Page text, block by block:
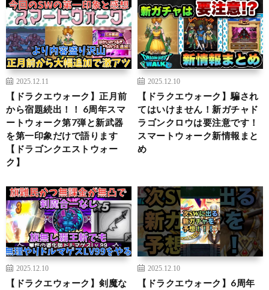
2025.12.11
【ドラクエウォーク】正月前
から宿題続出！！ 6周年スマ
ートウォーク第7弾と新武器
を第一印象だけで語ります
【ドラゴンクエストウォー
ク】
2025.12.10
【ドラクエウォーク】騙され
てはいけません！新ガチャド
ラゴンクロウは要注意です！
スマートウォーク新情報まと
め
2025.12.10
【ドラクエウォーク】剣魔な
2025.12.10
【ドラクエウォーク】6周年